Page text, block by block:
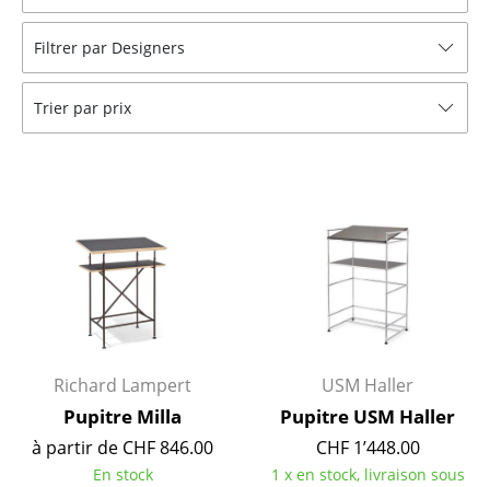
... voir tous les sièges
Tables
Tables de repas
Bureaux & Secrétaires
Secrétaires & Tables PC
Tables de conférence et Pupitres
Tables hautes & Pupitres
Tables enfants
Table de jardin
Filtrer par Designers
Trier par prix
Richard Lampert
Pupitre Milla
à partir de CHF 846.00
En stock
USM Haller
Pupitre USM Haller
CHF 1’448.00
1 x en stock, livraison sous